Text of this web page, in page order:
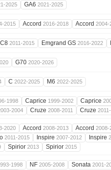
2025 GA6 2021-2025
2015 Accord 2016-2018 Accord 2004-
2011-2015 Emgrand GS 2016-2022
G70 2020-2026
C 2022-2025 M6 2022-2025
1998 Caprice 1999-2002 Caprice
2004 Cruze 2008-2011 Cruze
2020 Accord 2008-2013 Accord 2008-
2011-2015 Inspire 2007-2012 Inspire
Spirior 2013 Spirior 2015
1998 NF 2005-2008 Sonata 2001-